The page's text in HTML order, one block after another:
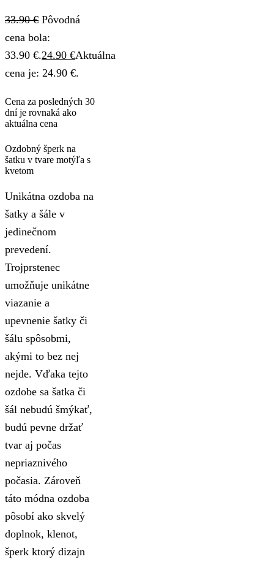
33.90€ Pôvodná
cena bola:
33.90 €.24.90 €Aktuálna
cena je: 24.90 €.
Cena za posledných 30
dní je rovnaká ako
aktuálna cena
Ozdobný šperk na
šatku v tvare motýľa s
kvetom
Unikátna ozdoba na
šatky a šále v
jedinečnom
prevedení.
Trojprstenec
umožňuje unikátne
viazanie a
upevnenie šatky či
šálu spôsobmi,
akými to bez nej
nejde. Vďaka tejto
ozdobe sa šatka či
šál nebudú šmýkať,
budú pevne držať
tvar aj počas
nepriaznivého
počasia. Zároveň
táto módna ozdoba
pôsobí ako skvelý
doplnok, klenot,
šperk ktorý dizajn